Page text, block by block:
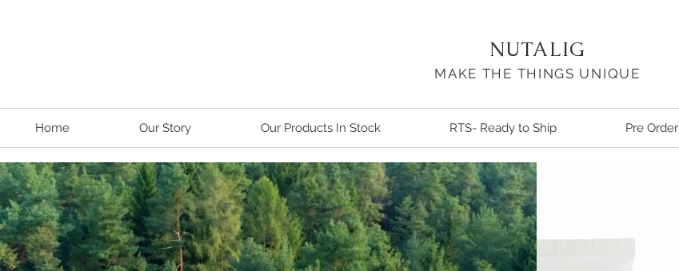
NUTALIG
MAKE THE THINGS UNIQUE
Home Our Story Our Products In Stock RTS- Ready to Ship Pre Order